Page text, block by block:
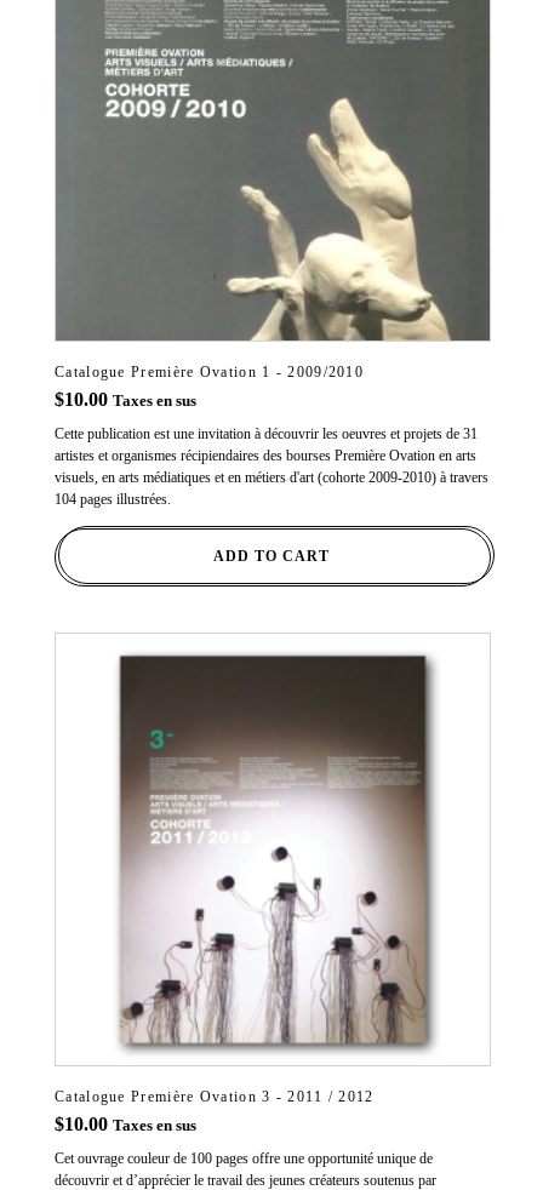
Catalogue Première Ovation 1 - 2009/2010
$10.00 Taxes en sus
Cette publication est une invitation à découvrir les oeuvres et projets de 31
artistes et organismes récipiendaires des bourses Première Ovation en arts
visuels, en arts médiatiques et en métiers d'art (cohorte 2009-2010) à travers
104 pages illustrées.
ADD TO CART
Catalogue Première Ovation 3 - 2011 / 2012
$10.00 Taxes en sus
Cet ouvrage couleur de 100 pages offre une opportunité unique de
découvrir et d’apprécier le travail des jeunes créateurs soutenus par